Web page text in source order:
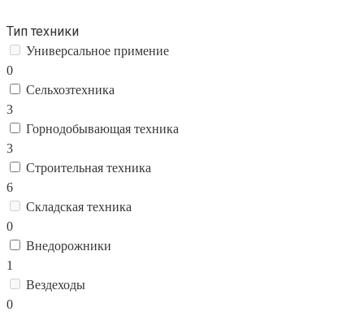
Тип техники
Универсальное примение
0
Сельхозтехника
3
Горнодобывающая техника
3
Строительная техника
6
Складская техника
0
Внедорожники
1
Вездеходы
0